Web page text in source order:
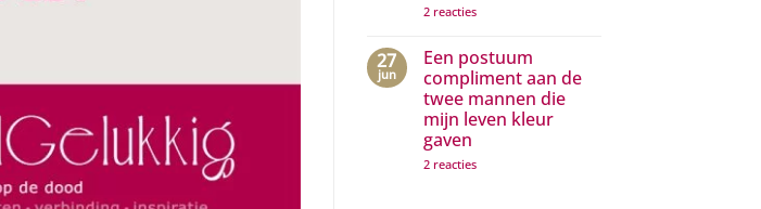
2 reactiesop
van
rouwen
is
voor
iedereen
anders,
moed
27
jun
Een postuum
compliment aan de
twee mannen die
mijn leven kleur
gaven
2 reactiesop